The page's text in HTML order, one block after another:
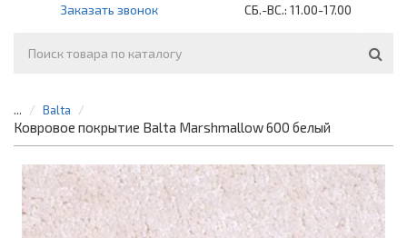
Заказать звонок
СБ.-ВС.: 11.00-17.00
... Balta
Ковровое покрытие Balta Marshmallow 600 белый